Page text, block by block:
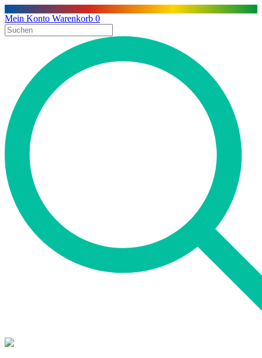
Mein Konto Warenkorb 0